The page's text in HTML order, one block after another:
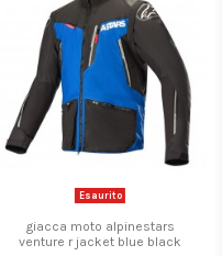
Esaurito
giacca moto alpinestars
venture r jacket blue black